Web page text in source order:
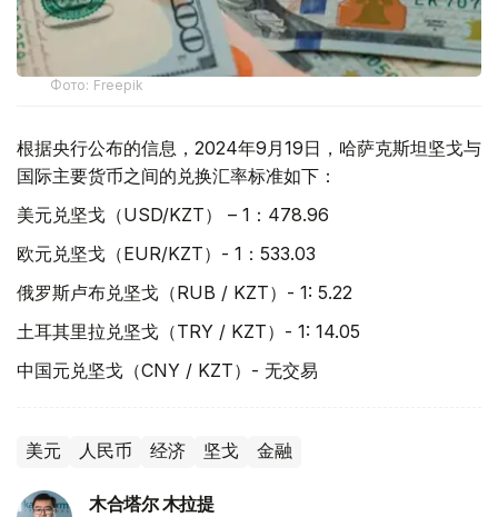
Фото: Freepik
根据央行公布的信息，2024年9月19日，哈萨克斯坦坚戈与
国际主要货币之间的兑换汇率标准如下：
美元兑坚戈（USD/KZT） – 1：478.96
欧元兑坚戈（EUR/KZT）- 1：533.03
俄罗斯卢布兑坚戈（RUB / KZT）- 1: 5.22
土耳其里拉兑坚戈（TRY / KZT）- 1: 14.05
中国元兑坚戈（CNY / KZT）- 无交易
美元 人民币 经济 坚戈 金融
木合塔尔 木拉提